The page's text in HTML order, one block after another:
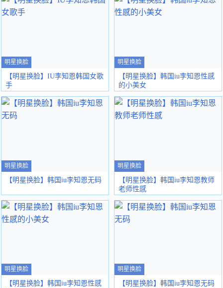
明星换脸
【明星换脸】IU李知恩韩国女歌
手
明星换脸
【明星换脸】韩国iu李知恩性感
的小美女
明星换脸
【明星换脸】韩国iu李知恩无码
明星换脸
【明星换脸】韩国iu李知恩教师
老师性感
明星换脸
【明星换脸】韩国iu李知恩性感
明星换脸
【明星换脸】韩国iu李知恩无码